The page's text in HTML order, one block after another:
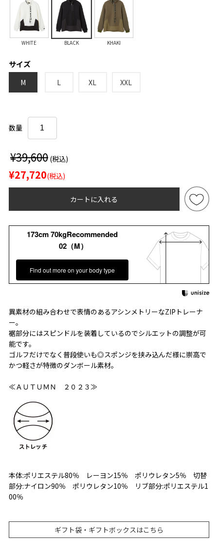
WHITE BLACK KHAKI
サイズ
M L XL XXL
数量
¥39,600 (税込)
¥27,720(税込)
カートに入れる
173cm 70kgRecommended
02（M）
Find out more on your body type
異素材の組み合わせで表情のあるアシンメトリーなZIPトレーナ
ー。
裾部分にはスピンドルを装着しているのでシルエットの調整が可
能です。
ゴルフだけでなく普段使いも◎スポンジを挟み込んだ様に崇高で
かつ軽さが特徴のダンボール素材。
≪ＡＵＴＵＭＮ ２０２３≫
本体:ポリエステル80％ レーヨン15％ ポリウレタン5％ 切替
部分:ナイロン90％ ポリウレタン10％ リブ部分:ポリエステル1
00％
ギフト袋・ギフトボックスはこちら